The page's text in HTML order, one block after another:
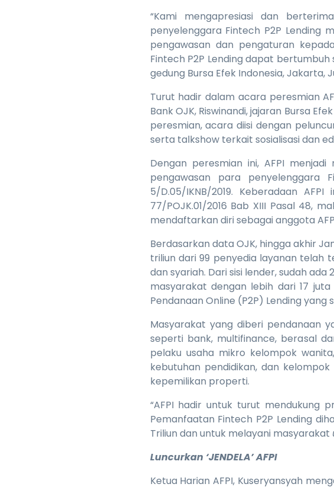
“Kami mengapresiasi dan
penyelenggara Fintech P2P Lending
pengawasan dan pengaturan
Fintech P2P Lending dapat
gedung Bursa Efek Indonesia, Jakarta,
Turut hadir dalam acara peresmian
Bank OJK, Riswinandi, jajaran Bursa
peresmian, acara diisi dengan
serta talkshow terkait sosialisasi dan
Dengan peresmian ini, AFPI
pengawasan para penyelenggara
5/D.05/IKNB/2019. Keberadaan
77/POJK.01/2016 Bab XIII Pasal 48,
mendaftarkan diri sebagai anggota
Berdasarkan data OJK, hingga akhir
triliun dari 99 penyedia layanan telah
dan syariah. Dari sisi lender, sudah
masyarakat dengan lebih dari 17
Pendanaan Online (P2P) Lending yang
Masyarakat yang diberi pendanaan
seperti bank, multifinance, berasal
pelaku usaha mikro kelompok
kebutuhan pendidikan, dan
kepemilikan properti.
“AFPI hadir untuk turut mendukung
Pemanfaatan Fintech P2P Lending
Triliun dan untuk melayani masyarakat
Luncurkan ‘JENDELA’ AFPI
Ketua Harian AFPI, Kuseryansyah